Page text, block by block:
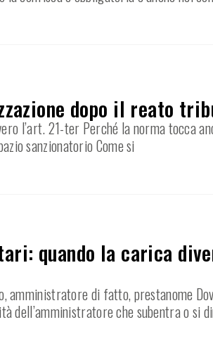
dopo il reato
l’art. 21-ter Perché la norma tocca
sanzionatorio Come si
quando la carica
amministratore di fatto, prestanome
dell’amministratore che subentra o si